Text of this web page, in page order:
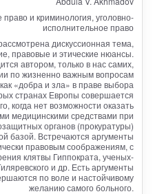
право и криминология, уголовно-
исполнительное право
дискуссионная тема,
правовые и этические нюансы.
автором, только в нас самих,
по жизненно важным вопросам
«добра и зла» в праве выбора
странах Европы совершается
когда нет возможности оказать
медицинскими средствами при
органов (прокуратуры)
базой. Встречаются аргументы
правовым соображениям, с
клятвы Гиппократа, ученых-
и др. Есть аргументы
по воле и настойчивому
желанию самого больного.